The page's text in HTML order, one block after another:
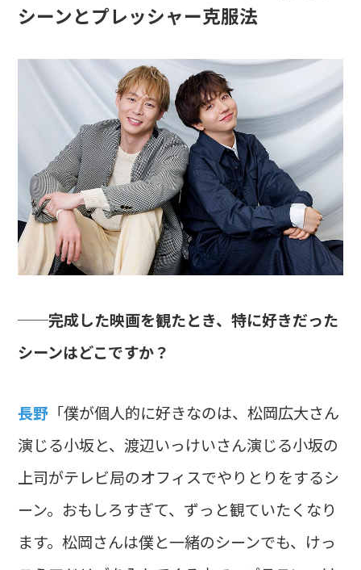
シーンとプレッシャー克服法
──完成した映画を観たとき、特に好きだった
シーンはどこですか？
長野 「僕が個人的に好きなのは、松岡広大さん
演じる小坂と、渡辺いっけいさん演じる小坂の
上司がテレビ局のオフィスでやりとりをするシ
ーン。おもしろすぎて、ずっと観ていたくなり
ます。松岡さんは僕と一緒のシーンでも、けっ